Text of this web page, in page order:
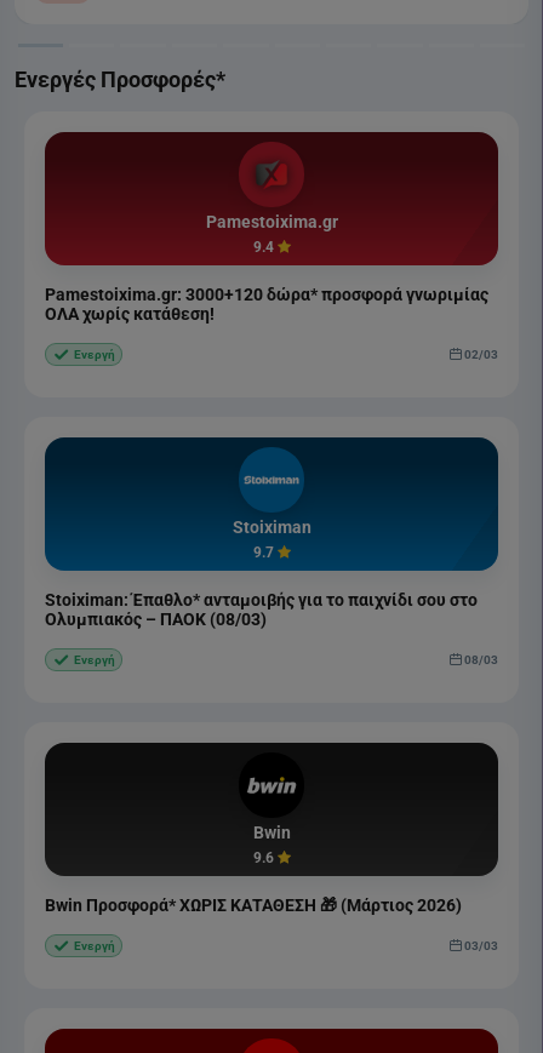
Ενεργές Προσφορές*
Pamestoixima.gr
9.4
Pamestoixima.gr: 3000+120 δώρα* προσφορά γνωριμίας
ΟΛΑ χωρίς κατάθεση!
Ενεργή 02/03
Stoiximan
9.7
Stoiximan: Έπαθλο* ανταμοιβής για το παιχνίδι σου στο
Ολυμπιακός – ΠΑΟΚ (08/03)
Ενεργή 08/03
Bwin
9.6
Bwin Προσφορά* ΧΩΡΙΣ ΚΑΤΑΘΕΣΗ 🎁 (Μάρτιος 2026)
Ενεργή 03/03